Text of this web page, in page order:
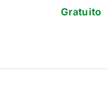
Gratuito